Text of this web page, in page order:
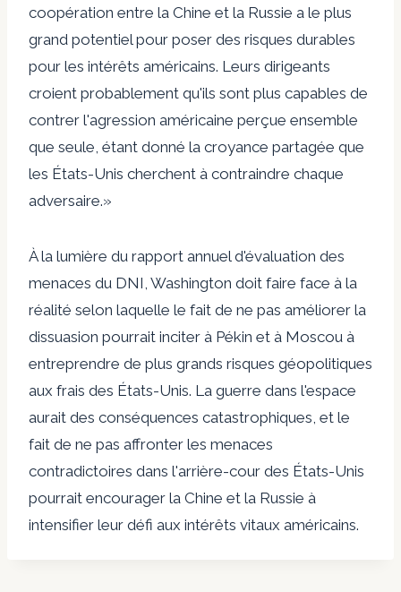
coopération entre la Chine et la Russie a le plus
grand potentiel pour poser des risques durables
pour les intérêts américains. Leurs dirigeants
croient probablement qu'ils sont plus capables de
contrer l'agression américaine perçue ensemble
que seule, étant donné la croyance partagée que
les États-Unis cherchent à contraindre chaque
adversaire.»
À la lumière du rapport annuel d'évaluation des
menaces du DNI, Washington doit faire face à la
réalité selon laquelle le fait de ne pas améliorer la
dissuasion pourrait inciter à Pékin et à Moscou à
entreprendre de plus grands risques géopolitiques
aux frais des États-Unis. La guerre dans l'espace
aurait des conséquences catastrophiques, et le
fait de ne pas affronter les menaces
contradictoires dans l'arrière-cour des États-Unis
pourrait encourager la Chine et la Russie à
intensifier leur défi aux intérêts vitaux américains.